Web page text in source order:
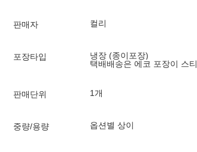
판매자 컬리
포장타입
냉장 (종이포장)
택배배송은 에코 포장이 스
판매단위 1개
중량/용량 옵션별 상이